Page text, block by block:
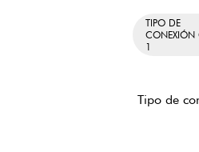
TIPO DE
CONEXIÓN
1
Tipo de